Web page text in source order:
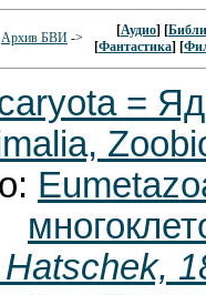
Архив БВИ -> [Аудио] [
[Фантастика] [
=
Hatschek,